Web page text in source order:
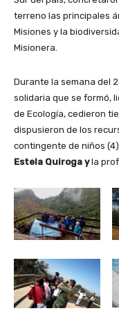
terreno las principales
Misiones y la
Misionera.
Durante la semana del
solidaria que se formó,
de Ecología, cedieron
dispusieron de los
contingente de niños
Estela Quiroga yla